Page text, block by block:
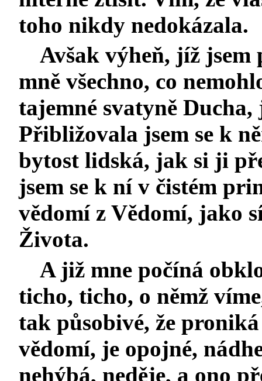
toho nikdy nedokázala.
Avšak výheň, jíž
mně všechno, co
tajemné svatyně
Přibližovala jsem se k
bytost lidská, jak si ji
jsem se k ní v čistém
vědomí z Vědomí, jako
Života.
A již mne počíná
ticho, ticho, o němž
tak působivé, že
vědomí, je opojné,
nehýbá, neděje, a ono